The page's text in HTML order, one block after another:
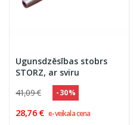
Ugunsdzēsības stobrs
STORZ, ar sviru
41,09 €
- 30 %
28,76 € e-veikala cena